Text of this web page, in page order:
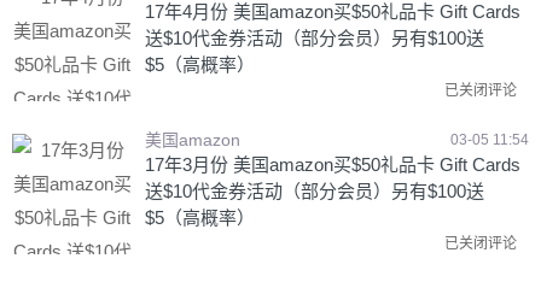
17年4月份 美国amazon买$50礼品卡 Gift Cards
送$10代金券活动（部分会员）另有$100送
$5（高概率）
已关闭评论
美国amazon 03-05 11:54
17年3月份 美国amazon买$50礼品卡 Gift Cards
送$10代金券活动（部分会员）另有$100送
$5（高概率）
已关闭评论